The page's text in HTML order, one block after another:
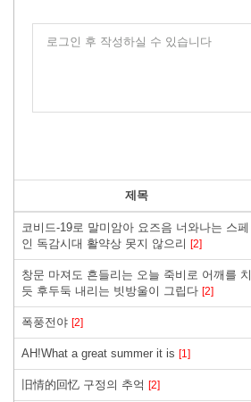
로그인 후 작성하실 수 있습니다
제목
코비드-19로 말미암아 요즈음 너와나는 스페
인 독감시대 활약상 못지 않으리 [2]
창문 마져도 흔들리는 오늘 죽비로 어깨를 치
듯 후두둑 내리는 빗방울이 그립다 [2]
폭풍전야 [2]
AH!What a great summer it is [1]
旧情的回忆 구정의 추억 [2]